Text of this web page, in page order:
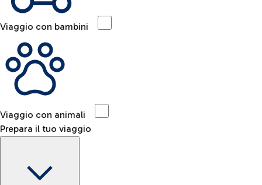
Viaggio con bambini
Viaggio con animali
Prepara il tuo viaggio